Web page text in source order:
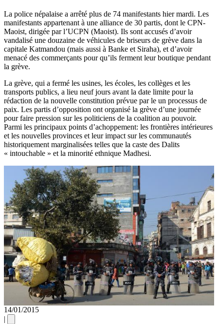
La police népalaise a arrêté plus de 74 manifestants hier mardi. Les
manifestants appartenant à une alliance de 30 partis, dont le CPN-
Maoist, dirigée par l’UCPN (Maoist). Ils sont accusés d’avoir
vandalisé une douzaine de véhicules de briseurs de grève dans la
capitale Katmandou (mais aussi à Banke et Siraha), et d’avoir
menacé des commerçants pour qu’ils ferment leur boutique pendant
la grève.
La grève, qui a fermé les usines, les écoles, les collèges et les
transports publics, a lieu neuf jours avant la date limite pour la
rédaction de la nouvelle constitution prévue par le un processus de
paix. Les partis d’opposition ont organisé la grève d’une journée
pour faire pression sur les politiciens de la coalition au pouvoir.
Parmi les principaux points d’achoppement: les frontières intérieures
et les nouvelles provinces et leur impact sur les communautés
historiquement marginalisées telles que la caste des Dalits
« intouchable » et la minorité ethnique Madhesi.
14/01/2015
|